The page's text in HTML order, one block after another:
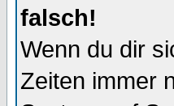
falsch!
Wenn du dir
Zeiten immer